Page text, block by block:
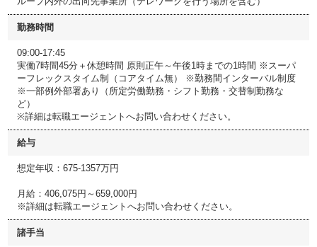
勤務時間
09:00-17:45
実働7時間45分＋休憩時間 原則正午～午後1時までの1時間 ※スーパ
ーフレックスタイム制（コアタイム無） ※勤務間インターバル制度
※一部例外部署あり（所定労働勤務・シフト勤務・交替制勤務な
ど）
※詳細は転職エージェントへお問い合わせください。
給与
想定年収：675-1357万円
月給：406,075円～659,000円
※詳細は転職エージェントへお問い合わせください。
諸手当